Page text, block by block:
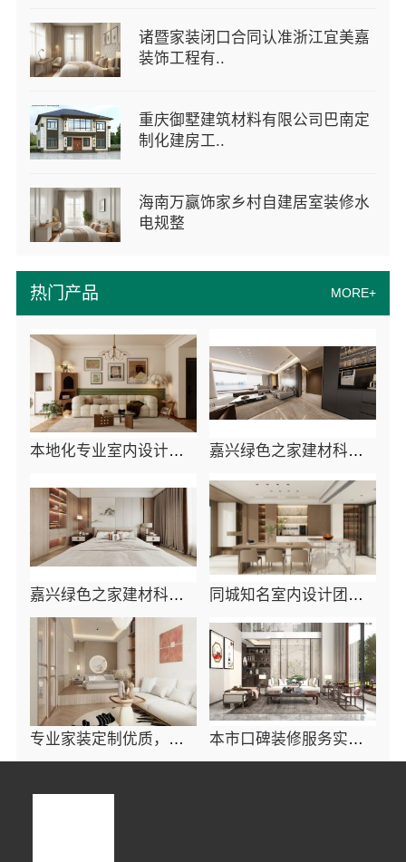
热门产品 MORE+
本地化专业室内设计团队省心，嘉兴绿色之家建材科技 嘉兴绿色之家建材科技有限公司同城知名室内设计团队高端
嘉兴绿色之家建材科技有限公司同城专业家装团队环保 同城知名室内设计团队高端，嘉兴绿色之家建材科技有限公司
专业家装定制优质，嘉兴绿色之家建材科技有限公司 本市口碑装修服务实惠，嘉兴绿色之家建材科技有限公司
诸暨家装闭口合同认准浙江宜美嘉
装饰工程有..
重庆御墅建筑材料有限公司巴南定
制化建房工..
海南万赢饰家乡村自建居室装修水
电规整